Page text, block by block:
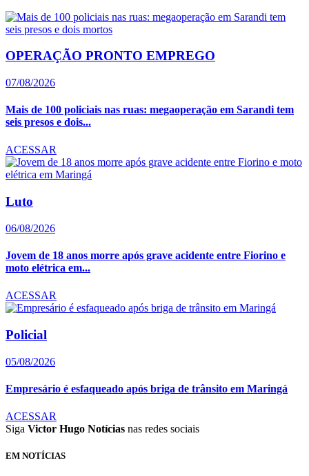
OPERAÇÃO PRONTO EMPREGO
07/08/2026
Mais de 100 policiais nas ruas: megaoperação em Sarandi tem
seis presos e dois...
ACESSAR
Luto
06/08/2026
Jovem de 18 anos morre após grave acidente entre Fiorino e
moto elétrica em...
ACESSAR
Policial
05/08/2026
Empresário é esfaqueado após briga de trânsito em Maringá
ACESSAR
Siga Victor Hugo Notícias nas redes sociais
EM NOTÍCIAS